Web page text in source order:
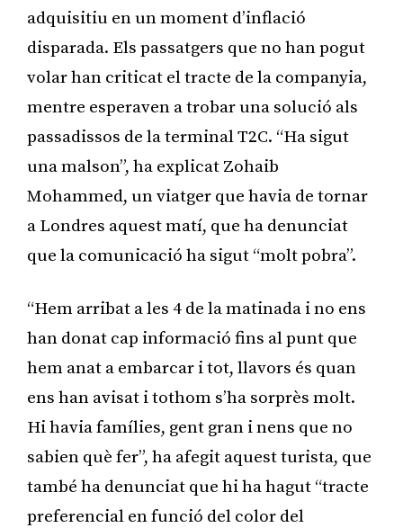
adquisitiu en un moment d’inflació
disparada. Els passatgers que no han pogut
volar han criticat el tracte de la companyia,
mentre esperaven a trobar una solució als
passadissos de la terminal T2C. “Ha sigut
una malson”, ha explicat Zohaib
Mohammed, un viatger que havia de tornar
a Londres aquest matí, que ha denunciat
que la comunicació ha sigut “molt pobra”.
“Hem arribat a les 4 de la matinada i no ens
han donat cap informació fins al punt que
hem anat a embarcar i tot, llavors és quan
ens han avisat i tothom s’ha sorprès molt.
Hi havia famílies, gent gran i nens que no
sabien què fer”, ha afegit aquest turista, que
també ha denunciat que hi ha hagut “tracte
preferencial en funció del color del